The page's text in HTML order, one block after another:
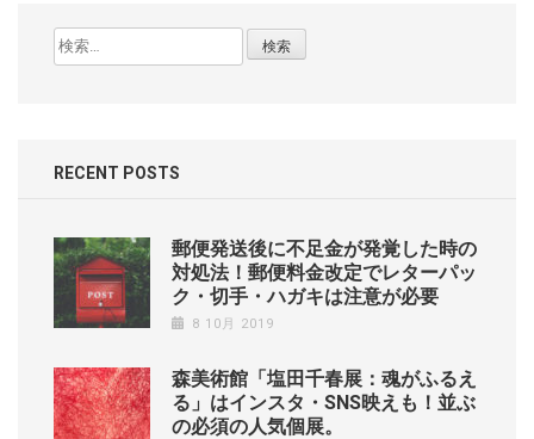
検
索:
RECENT POSTS
郵便発送後に不足金が発覚した時の
対処法！郵便料金改定でレターパッ
ク・切手・ハガキは注意が必要
8 10月 2019
森美術館「塩田千春展：魂がふるえ
る」はインスタ・SNS映えも！並ぶ
の必須の人気個展。